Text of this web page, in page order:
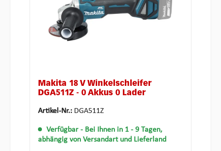
Makita 18 V Winkelschleifer
DGA511Z - 0 Akkus 0 Lader
Artikel-Nr.: DGA511Z
Verfügbar - Bei Ihnen in 1 - 9 Tagen,
abhängig von Versandart und Lieferland